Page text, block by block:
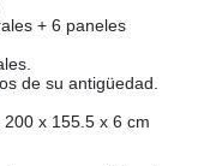
+ 6 paneles
de su antigüedad.
x 155.5 x 6 cm